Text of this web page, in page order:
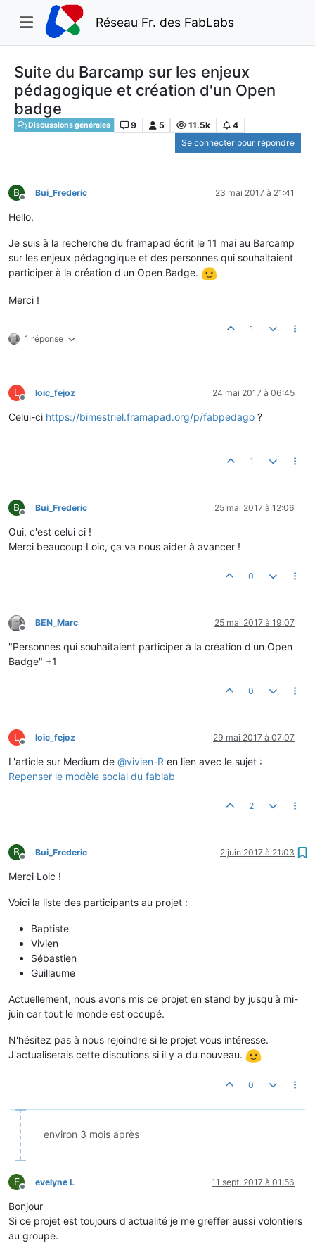
Réseau Fr. des FabLabs
Suite du Barcamp sur les enjeux
pédagogique et création d'un Open
badge
Discussions générales 9 5 11.5k
4
Se connecter pour répondre
B
Hors-ligne
Bui_Frederic 23 mai 2017 à 21:41
Hello,
Je suis à la recherche du framapad écrit le 11 mai au Barcamp
sur les enjeux pédagogique et des personnes qui souhaitaient
participer à la création d'un Open Badge.
Merci !
1 réponse
1
L
Hors-ligne
loic_fejoz 24 mai 2017 à 06:45
Celui-ci https://bimestriel.framapad.org/p/fabpedago ?
1
B
Hors-ligne
Bui_Frederic 25 mai 2017 à 12:06
Oui, c'est celui ci !
Merci beaucoup Loic, ça va nous aider à avancer !
0
Hors-ligne
BEN_Marc 25 mai 2017 à 19:07
"Personnes qui souhaitaient participer à la création d'un Open
Badge" +1
0
L
Hors-ligne
loic_fejoz 29 mai 2017 à 07:07
L'article sur Medium de @vivien-R en lien avec le sujet :
Repenser le modèle social du fablab
2
B
Hors-ligne
Bui_Frederic 2 juin 2017 à 21:03
Merci Loic !
Voici la liste des participants au projet :
Baptiste
Vivien
Sébastien
Guillaume
Actuellement, nous avons mis ce projet en stand by jusqu'à mi-
juin car tout le monde est occupé.
N'hésitez pas à nous rejoindre si le projet vous intéresse.
J'actualiserais cette discutions si il y a du nouveau.
0
environ 3 mois après
E
Hors-ligne
evelyne L 11 sept. 2017 à 01:56
Bonjour
Si ce projet est toujours d'actualité je me greffer aussi volontiers
au groupe.